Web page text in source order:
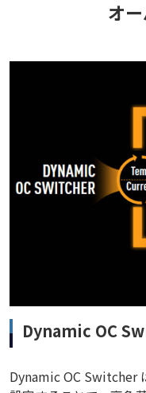
オ
Dynamic OC
Dynamic OC Switcher